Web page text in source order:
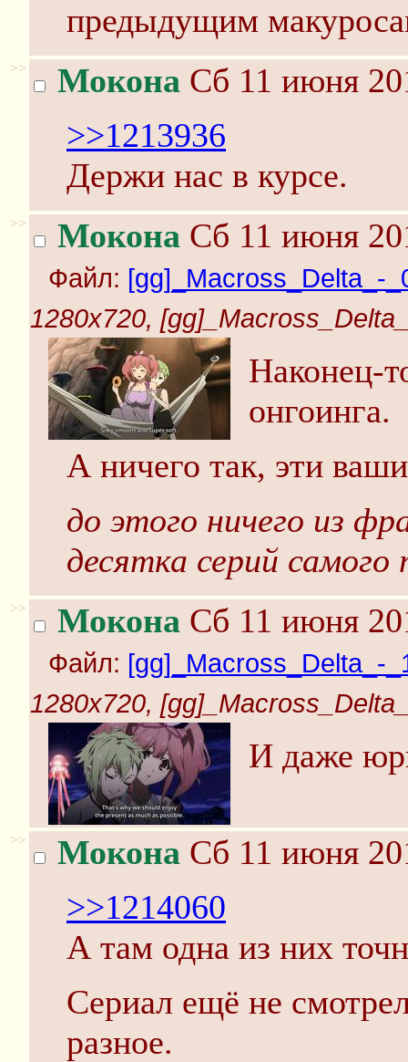
предыдущим
>> Мокона Сб 11 июня
>>1213936
Держи нас в курсе.
>> Мокона Сб 11 июня
Файл: [gg]_Macross_Delta_-
1280x720,
Наконец-
онгоинга.
А ничего так, эти
до этого ничего из
десятка серий самого
>> Мокона Сб 11 июня
Файл: [gg]_Macross_Delta_-
1280x720,
И даже
>> Мокона Сб 11 июня
>>1214060
А там одна из них
Сериал ещё не
разное.